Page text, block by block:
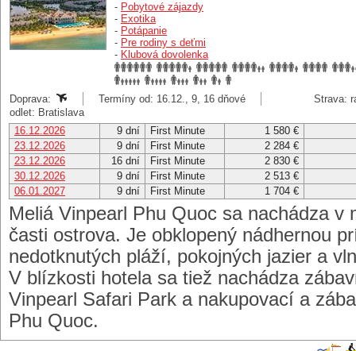
- Pobytové zájazdy
- Exotika
- Potápanie
- Pre rodiny s deťmi
- Klubová dovolenka
Doprava: Termíny od: 16.12., 9, 16 dňové
Strava:
odlet: Bratislava
16.12.2026
9 dní First Minute
1 580 €
23.12.2026
9 dní First Minute
2 284 €
23.12.2026
16 dní First Minute
2 830 €
30.12.2026
9 dní First Minute
2 513 €
06.01.2027
9 dní First Minute 1 704 €
Meliá Vinpearl Phu Quoc sa nachádza v
časti ostrova. Je obklopený nádhernou
nedotknutých pláží, pokojných jazier a
V blízkosti hotela sa tiež nachádza
Vinpearl Safari Park a nakupovací a
Phu Quoc.